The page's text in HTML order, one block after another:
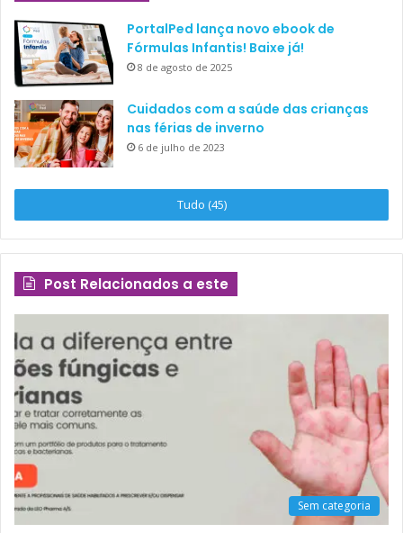
PortalPed lança novo ebook de
Fórmulas Infantis! Baixe já!
8 de agosto de 2025
Cuidados com a saúde das crianças
nas férias de inverno
6 de julho de 2023
Tudo (45)
Post Relacionados a este
Sem categoria